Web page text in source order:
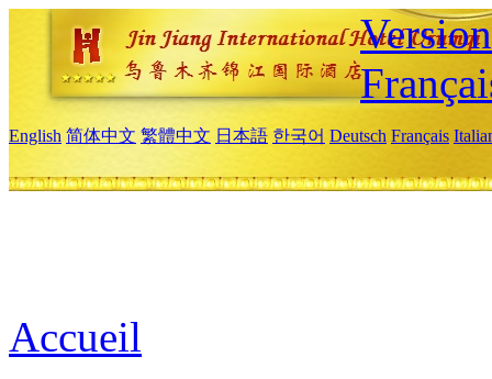
English 简体中文 繁體中文 日本語 한국어 Deutsch Français
Accueil